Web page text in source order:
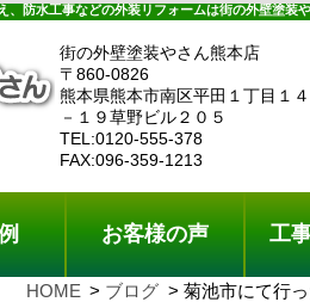
防水工事などの外装リフォームは街の外壁塗装や
街の外壁塗装やさん熊本店
〒860-0826
熊本県熊本市南区平田１丁目１４
－１９草野ビル２０５
TEL:0120-555-378
FAX:096-359-1213
お客様の声 工
HOME ブログ
菊池市にて行